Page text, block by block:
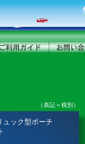
（表記＝税別）
ュック型ポーチ